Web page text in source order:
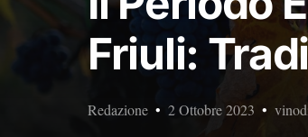
Friuli:
Redazione 2 Ottobre 2023